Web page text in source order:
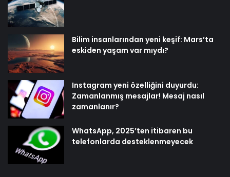
Bilim insanlarından yeni keşif: Mars’ta
eskiden yaşam var mıydı?
Instagram yeni özelliğini duyurdu:
Zamanlanmış mesajlar! Mesaj nasıl
zamanlanır?
WhatsApp, 2025’ten itibaren bu
telefonlarda desteklenmeyecek